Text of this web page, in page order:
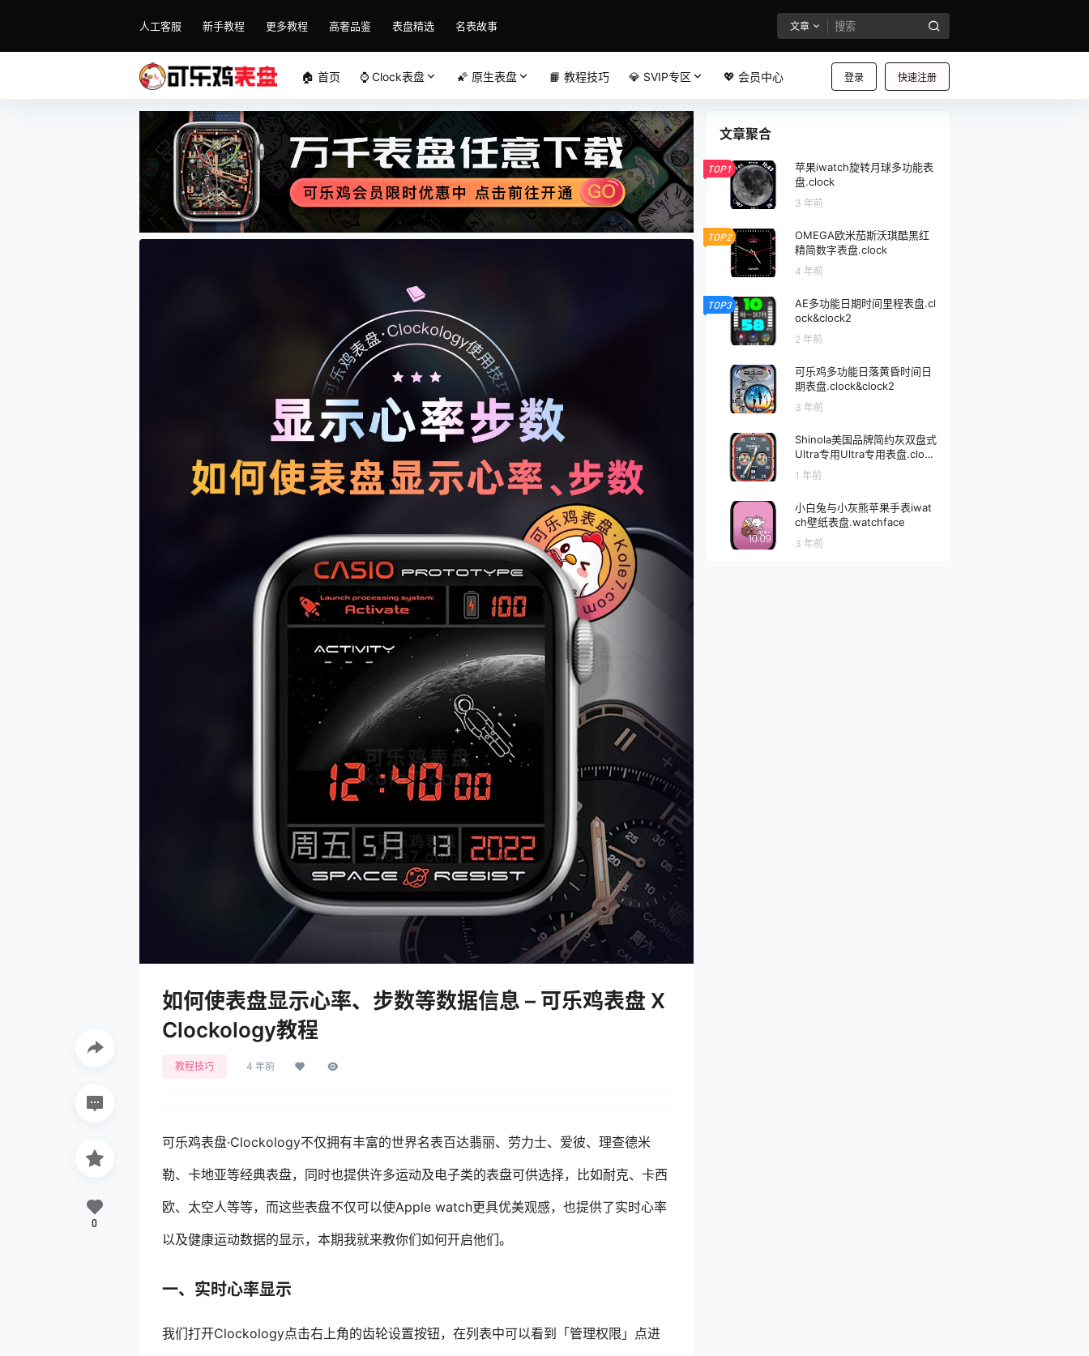
人工客服 新手教程 更多教程 高奢品鉴 表盘精选 名表故事 文章
登录 快速注册
🏠 首页 ⌚️ Clock表盘 🌠 原生表盘 📙 教程技巧 💎 SVIP专区 💖 会员中心
如何使表盘显示心率、步数等数据信息 – 可乐鸡表盘 X
Clockology教程
教程技巧 4 年前
可乐鸡表盘·Clockology不仅拥有丰富的世界名表百达翡丽、劳力士、爱彼、理查德米
勒、卡地亚等经典表盘，同时也提供许多运动及电子类的表盘可供选择，比如耐克、卡西
欧、太空人等等，而这些表盘不仅可以使Apple watch更具优美观感，也提供了实时心率
以及健康运动数据的显示，本期我就来教你们如何开启他们。
一、实时心率显示
我们打开Clockology点击右上角的齿轮设置按钮，在列表中可以看到「管理权限」点进
0
文章聚合
TOP1
苹果iwatch旋转月球多功能表
盘.clock
3 年前
TOP2
OMEGA欧米茄斯沃琪酷黑红
精简数字表盘.clock
4 年前
TOP3
AE多功能日期时间里程表盘.cl
ock&clock2
2 年前
可乐鸡多功能日落黄昏时间日
期表盘.clock&clock2
3 年前
Shinola美国品牌简约灰双盘式
Ultra专用Ultra专用表盘.clock
&clock2
1 年前
小白兔与小灰熊苹果手表iwat
ch壁纸表盘.watchface
3 年前